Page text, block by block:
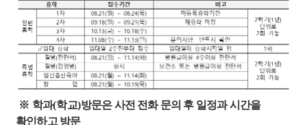
※ 학과(학교)방문은 사전 전화 문의 후 일정과 시간을
확인하고 방문